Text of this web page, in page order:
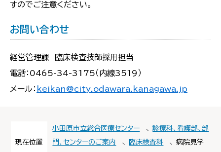
現在位置
小田原市立総合医療センター
診療科、看護部、部
門、センターのご案内
臨床検査科
病院見学
すのでご注意ください。
お問い合わせ
経営管理課 臨床検査技師採用担当
電話：0465-34-3175（内線3519）
メール： keikan@city.odawara.kanagawa.jp